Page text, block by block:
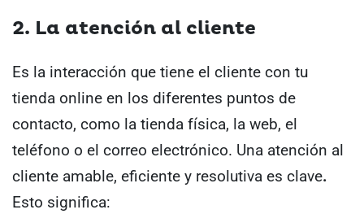
2. La atención al cliente
Es la interacción que tiene el cliente con tu
tienda online en los diferentes puntos de
contacto, como la tienda física, la web, el
teléfono o el correo electrónico. Una atención al
cliente amable, eficiente y resolutiva es clave.
Esto significa: